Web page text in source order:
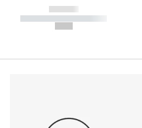
------------
----------- ----------- -----------